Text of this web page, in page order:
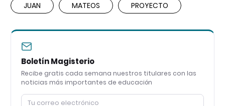
JUAN MATEOS PROYECTO
Boletín Magisterio
Recibe gratis cada semana nuestros titulares con las
noticias más importantes de educación